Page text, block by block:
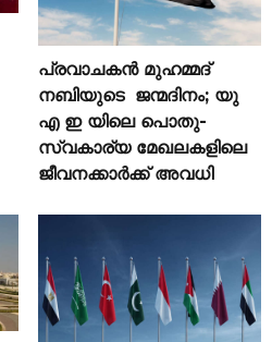
പ്രവാചകൻ മുഹമ്മദ്
നബിയുടെ ജന്മദിനം; യു
എ ഇ യിലെ പൊതു-
സ്വകാര്യ മേഖലകളിലെ
ജീവനക്കാർക്ക് അവധി